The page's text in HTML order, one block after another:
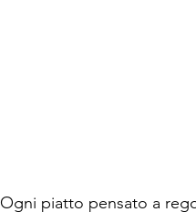
Ogni piatto pensato a